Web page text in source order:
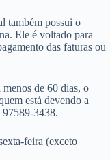
também possui o
Ele é voltado para
das faturas ou
menos de 60 dias, o
está devendo a
97589-3438.
feira (exceto